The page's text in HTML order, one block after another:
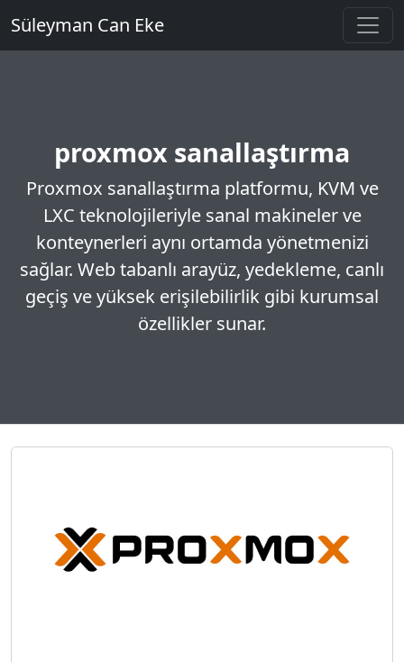
Süleyman Can Eke
proxmox sanallaştırma
Proxmox sanallaştırma platformu, KVM ve
LXC teknolojileriyle sanal makineler ve
konteynerleri aynı ortamda yönetmenizi
sağlar. Web tabanlı arayüz, yedekleme, canlı
geçiş ve yüksek erişilebilirlik gibi kurumsal
özellikler sunar.